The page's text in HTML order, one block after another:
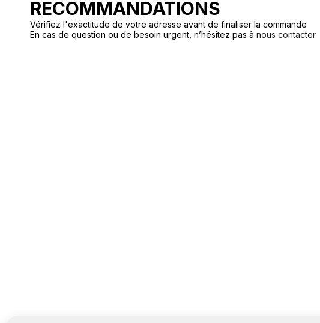
RECOMMANDATIONS
Vérifiez l'exactitude de votre adresse avant de finaliser la commande
En cas de question ou de besoin urgent, n’hésitez pas à nous contacter